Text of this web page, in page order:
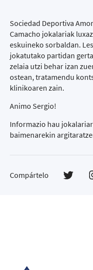
Sociedad Deportiva
Camacho jokalariak
eskuineko sorbaldan.
jokatutako partidan
zelaia utzi behar izan
ostean, tratamendu
klinikoaren zain.
Animo Sergio!
Informazio hau
baimenarekin
Compártelo